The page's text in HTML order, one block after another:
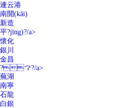
連云港
南開(kāi)
新造
平?jīng)?/a>
懷化
銀川
金昌
?？?/a>
蕪湖
南寧
石龍
白銀